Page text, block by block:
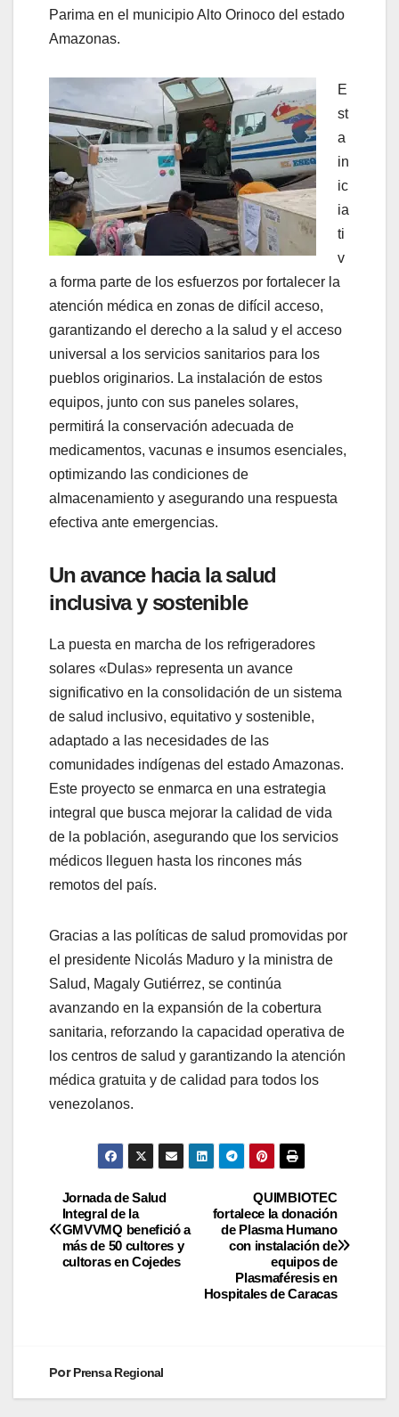
Parima en el municipio Alto Orinoco del estado
Amazonas.
E
st
a
in
ic
ia
ti
v
a forma parte de los esfuerzos por fortalecer la
atención médica en zonas de difícil acceso,
garantizando el derecho a la salud y el acceso
universal a los servicios sanitarios para los
pueblos originarios. La instalación de estos
equipos, junto con sus paneles solares,
permitirá la conservación adecuada de
medicamentos, vacunas e insumos esenciales,
optimizando las condiciones de
almacenamiento y asegurando una respuesta
efectiva ante emergencias.
Un avance hacia la salud
inclusiva y sostenible
La puesta en marcha de los refrigeradores
solares «Dulas» representa un avance
significativo en la consolidación de un sistema
de salud inclusivo, equitativo y sostenible,
adaptado a las necesidades de las
comunidades indígenas del estado Amazonas.
Este proyecto se enmarca en una estrategia
integral que busca mejorar la calidad de vida
de la población, asegurando que los servicios
médicos lleguen hasta los rincones más
remotos del país.
Gracias a las políticas de salud promovidas por
el presidente Nicolás Maduro y la ministra de
Salud, Magaly Gutiérrez, se continúa
avanzando en la expansión de la cobertura
sanitaria, reforzando la capacidad operativa de
los centros de salud y garantizando la atención
médica gratuita y de calidad para todos los
venezolanos.
QUIMBIOTEC
fortalece la donación
de Plasma Humano
con instalación de
equipos de
Plasmaféresis en
Hospitales de Caracas
Jornada de Salud
Integral de la
GMVVMQ benefició a
más de 50 cultores y
cultoras en Cojedes
PorPrensa Regional